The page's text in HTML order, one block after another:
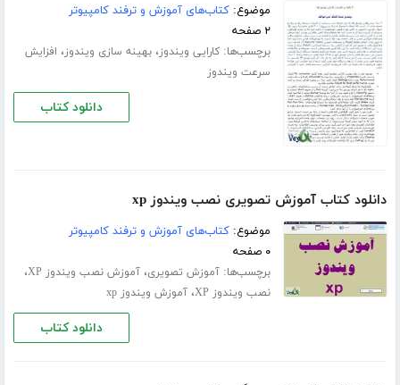
موضوع:کتاب‌های آموزش و ترفند کامپیوتر
۲ صفحه
برچسب‌ها:کارایی ویندوز،بهینه سازی ویندوز، افزایش
سرعت ویندوز
دانلود کتاب
دانلود کتاب آموزش تصویری نصب ویندوز xp
موضوع:کتاب‌های آموزش و ترفند کامپیوتر
۰ صفحه
برچسب‌ها:آموزش تصویری،آموزش نصب ویندوز XP ،
نصب ویندوز XP ،آموزش ویندوز xp
دانلود کتاب